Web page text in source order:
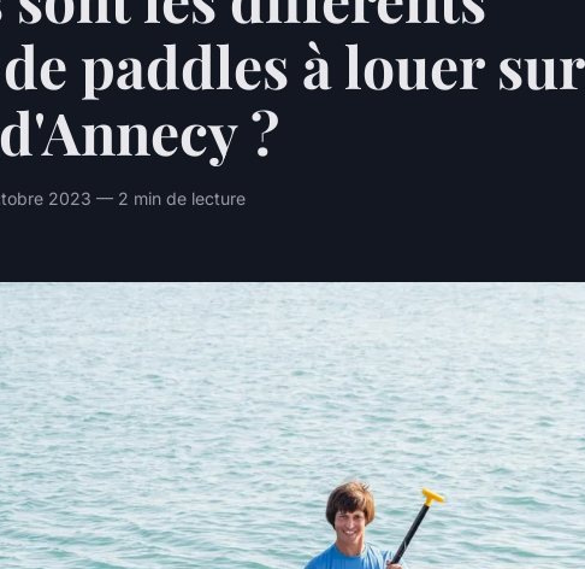
paddles à louer sur
?
2023 — 2 min de lecture